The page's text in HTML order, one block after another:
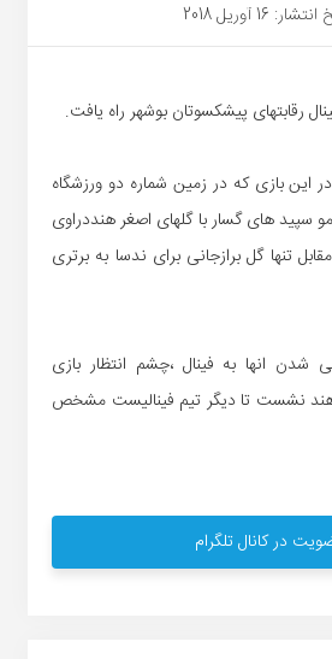
16 آوریل 2018
رقابتهای پیشکسوتان بوشهر راه یافت.
این بازی که در زمین شماره دو ورزشگاه
سپید های گسار با گلهای اصغر هنددراوی
تنها گل برازجانی برای ندسا به برتری
شدن انها به فینال ،چشم انتظار بازی
نشست تا دیگر تیم فینالیست مشخص
در کانال تلگرام